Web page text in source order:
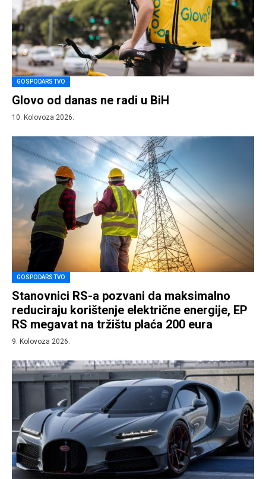
GOSPODARSTVO
Glovo od danas ne radi u BiH
10. Kolovoza 2026.
GOSPODARSTVO
Stanovnici RS-a pozvani da maksimalno
reduciraju korištenje električne energije, EP
RS megavat na tržištu plaća 200 eura
9. Kolovoza 2026.